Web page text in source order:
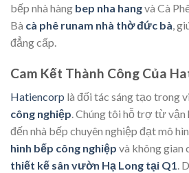
bếp nhà hàng bep nha hangvà Cà
Bà cà phê runam nhà thờ đức bà ,
đẳng cấp.
Cam Kết Thành Công Của
Hatiencorp là đối tác sáng tạo trong
công nghiệp. Chúng tôi hỗ trợ từ vận
đến nhà bếp chuyên nghiệp đạt mô
hình bếp công nghiệp và không gian
thiết kế sân vườn Hạ Long tại Q1.